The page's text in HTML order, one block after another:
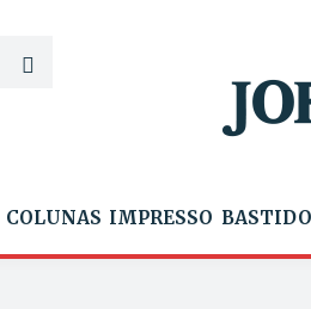
COLUNAS IMPRESSO